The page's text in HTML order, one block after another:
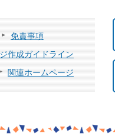
免責事項
作成ガイドライン
関連ホームページ